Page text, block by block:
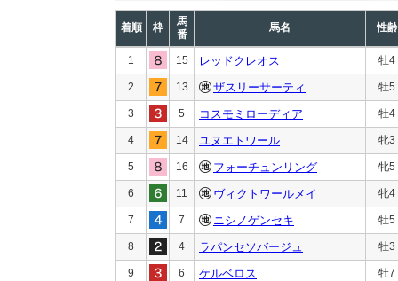
着順 枠
馬
番
馬名 性齢
1 15 レッドクレオス 牡4
2 13 ザスリーサーティ 牡5
3 5 コスモミローディア 牡4
4 14 ユヌエトワール 牝3
5 16 フォーチュンリング 牝5
6 11 ヴィクトワールメイ 牝4
7 7 ニシノゲンセキ 牡5
8 4 ラパンセソバージュ 牡3
9 6 ケルベロス 牡7